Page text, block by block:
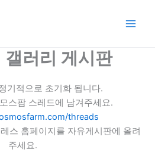
러리 게시판
기적으로 초기화 됩니다.
스팜 스레드에 남겨주세요.
threads
스 홈페이지를 자유게시판에 올려
주세요.